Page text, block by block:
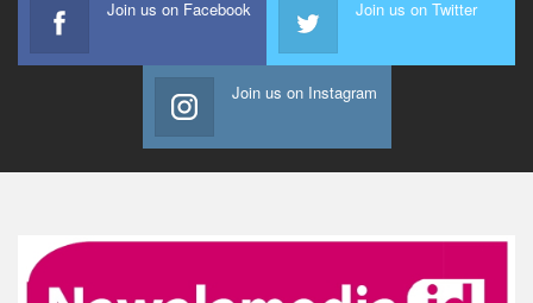
Join us on Facebook Join us on Twitter
Join us on Instagram